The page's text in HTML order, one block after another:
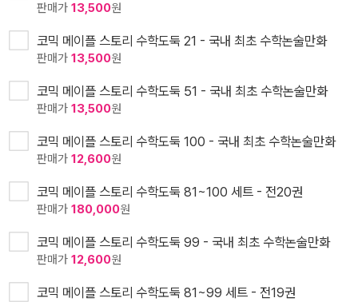
판매가 13,500원
코믹 메이플 스토리 수학도둑 21 - 국내 최초 수학논술만화
판매가 13,500원
코믹 메이플 스토리 수학도둑 51 - 국내 최초 수학논술만화
판매가 13,500원
코믹 메이플 스토리 수학도둑 100 - 국내 최초 수학논술만화
판매가 12,600원
코믹 메이플 스토리 수학도둑 81~100 세트 - 전20권
판매가 180,000원
코믹 메이플 스토리 수학도둑 99 - 국내 최초 수학논술만화
판매가 12,600원
코믹 메이플 스토리 수학도둑 81~99 세트 - 전19권